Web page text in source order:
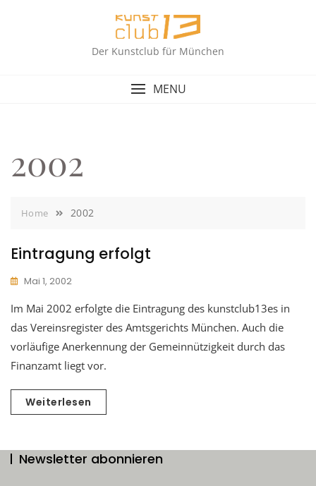
Der Kunstclub für München
MENU
2002
Home 2002
Eintragung erfolgt
Mai 1, 2002
Im Mai 2002 erfolgte die Eintragung des kunstclub13es in
das Vereinsregister des Amtsgerichts München. Auch die
vorläufige Anerkennung der Gemeinnützigkeit durch das
Finanzamt liegt vor.
Weiterlesen
Newsletter abonnieren